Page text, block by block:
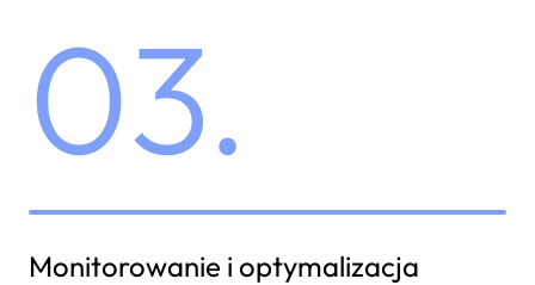
Monitorowanie i optymalizacja
03.